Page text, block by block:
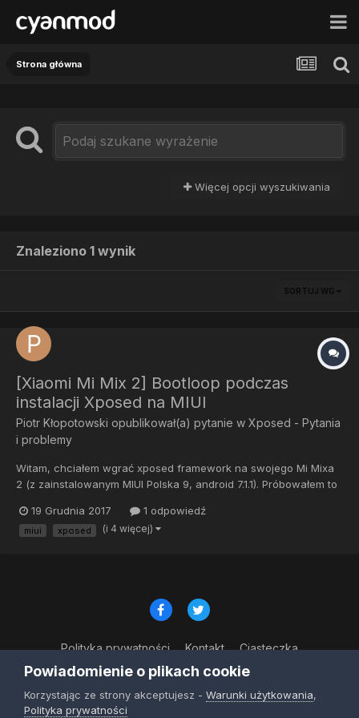
Strona główna
Więcej opcji wyszukiwania
Znaleziono 1 wynik
SORTUJ WG
[Xiaomi Mi Mix 2] Bootloop podczas
instalacji Xposed na MIUI
Piotr Kłopotowski opublikował(a) pytanie w Xposed - Pytania
i problemy
Witam, chciałem wgrać xposed framework na swojego Mi Mixa
2 (z zainstalowanym MIUI Polska 9, android 7.1.1). Próbowałem to
jednak obie metody powodowały bootloopa. Ktoś wie, jak to
zrobić poprawnie? Z góry dziękuję za pomoc.
19 Grudnia 2017 1 odpowiedź
miui xposed (i 4 więcej)
Polityka prywatności Kontakt Ciasteczka
© Copyright 2023
Powered by Invision Community
Powiadomienie o plikach cookie
Korzystając ze strony akceptujesz - Warunki użytkowania,
Polityka prywatności